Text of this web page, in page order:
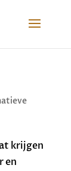
krijgen
en